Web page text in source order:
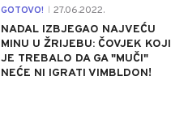
GOTOVO! 27.06.2022.
NADAL IZBJEGAO NAJVEĆU
MINU U ŽRIJEBU: ČOVJEK KOJI
JE TREBALO DA GA "MUČI"
NEĆE NI IGRATI VIMBLDON!